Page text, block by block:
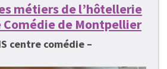
métiers de l’hôtellerie
Comédie de Montpellier
centre comédie –